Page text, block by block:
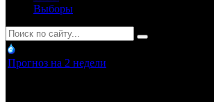
Выборы
Прогноз на 2 недели